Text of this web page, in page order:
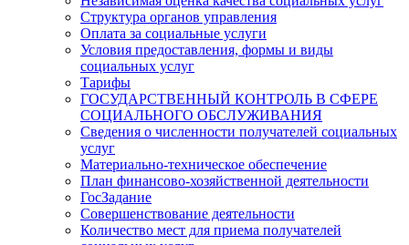
Структура органов управления
Оплата за социальные услуги
Условия предоставления, формы и виды
социальных услуг
Тарифы
ГОСУДАРСТВЕННЫЙ КОНТРОЛЬ В СФЕРЕ
СОЦИАЛЬНОГО ОБСЛУЖИВАНИЯ
Сведения о численности получателей социальных
услуг
Материально-техническое обеспечение
План финансово-хозяйственной деятельности
ГосЗадание
Совершенствование деятельности
Количество мест для приема получателей